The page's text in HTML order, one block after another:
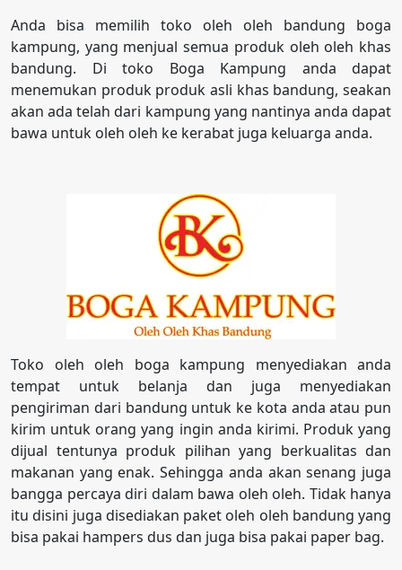
Anda bisa memilih toko oleh oleh bandung boga
kampung, yang menjual semua produk oleh oleh khas
bandung. Di toko Boga Kampung anda dapat
menemukan produk produk asli khas bandung, seakan
akan ada telah dari kampung yang nantinya anda dapat
bawa untuk oleh oleh ke kerabat juga keluarga anda.
Toko oleh oleh boga kampung menyediakan anda
tempat untuk belanja dan juga menyediakan
pengiriman dari bandung untuk ke kota anda atau pun
kirim untuk orang yang ingin anda kirimi. Produk yang
dijual tentunya produk pilihan yang berkualitas dan
makanan yang enak. Sehingga anda akan senang juga
bangga percaya diri dalam bawa oleh oleh. Tidak hanya
itu disini juga disediakan paket oleh oleh bandung yang
bisa pakai hampers dus dan juga bisa pakai paper bag.